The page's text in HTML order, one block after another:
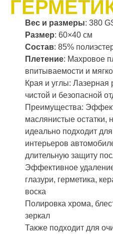
Вес и размеры: 380
Размер: 60×40 см
Состав: 85%
Плетение: Махровое
впитываемости и
Края и углы: Лазерная
чистой и безопасной
Преимущества:
маслянистые остатки,
идеально подходит
интерьеров
длительную защиту
Эффективное
глазури, герметика,
воска
Полировка хрома,
зеркал
Также подходит для